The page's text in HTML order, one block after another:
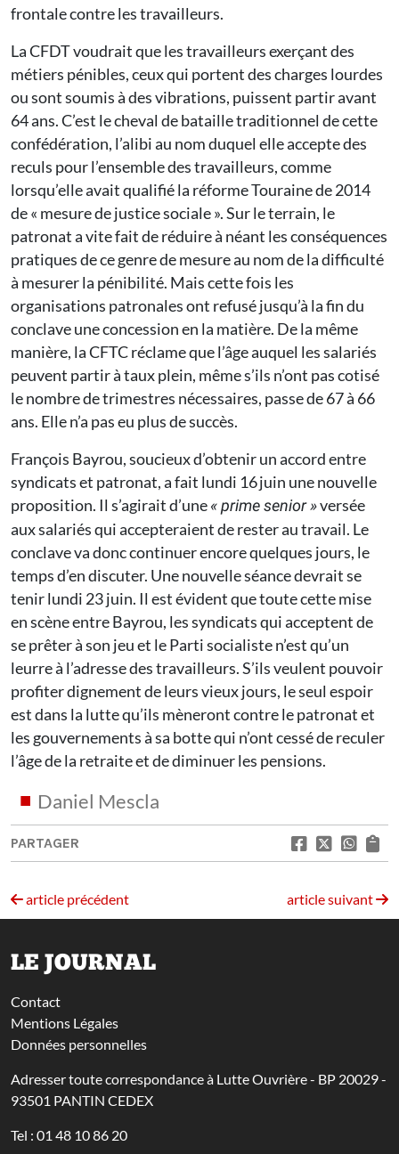
frontale contre les travailleurs.
La CFDT voudrait que les travailleurs exerçant des
métiers pénibles, ceux qui portent des charges lourdes
ou sont soumis à des vibrations, puissent partir avant
64 ans. C’est le cheval de bataille traditionnel de cette
confédération, l’alibi au nom duquel elle accepte des
reculs pour l’ensemble des travailleurs, comme
lorsqu’elle avait qualifié la réforme Touraine de 2014
de « mesure de justice sociale ». Sur le terrain, le
patronat a vite fait de réduire à néant les conséquences
pratiques de ce genre de mesure au nom de la difficulté
à mesurer la pénibilité. Mais cette fois les
organisations patronales ont refusé jusqu’à la fin du
conclave une concession en la matière. De la même
manière, la CFTC réclame que l’âge auquel les salariés
peuvent partir à taux plein, même s’ils n’ont pas cotisé
le nombre de trimestres nécessaires, passe de 67 à 66
ans. Elle n’a pas eu plus de succès.
François Bayrou, soucieux d’obtenir un accord entre
syndicats et patronat, a fait lundi 16 juin une nouvelle
proposition. Il s’agirait d’une« prime senior »versée
aux salariés qui accepteraient de rester au travail. Le
conclave va donc continuer encore quelques jours, le
temps d’en discuter. Une nouvelle séance devrait se
tenir lundi 23 juin. Il est évident que toute cette mise
en scène entre Bayrou, les syndicats qui acceptent de
se prêter à son jeu et le Parti socialiste n’est qu’un
leurre à l’adresse des travailleurs. S’ils veulent pouvoir
profiter dignement de leurs vieux jours, le seul espoir
est dans la lutte qu’ils mèneront contre le patronat et
les gouvernements à sa botte qui n’ont cessé de reculer
l’âge de la retraite et de diminuer les pensions.
Daniel Mescla
PARTAGER
article précédent article suivant
LE JOURNAL
Contact
Mentions Légales
Données personnelles
Adresser toute correspondance à Lutte Ouvrière - BP 20029 -
93501 PANTIN CEDEX
Tel : 01 48 10 86 20